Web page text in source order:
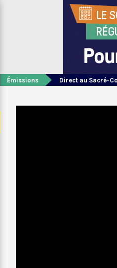
Émissions Direct au Sacré-